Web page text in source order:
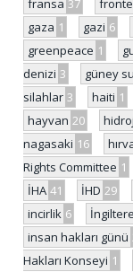
gaza 1 gazi 6
greenpeace 1
denizi 3 güney
silahlar 3 haiti 1
hayvan 20
nagasaki 16
Rights Committee 1
İHA 41 İHD 29
incirlik 6 İngiltere
insan hakları günü
Hakları Konseyi 1